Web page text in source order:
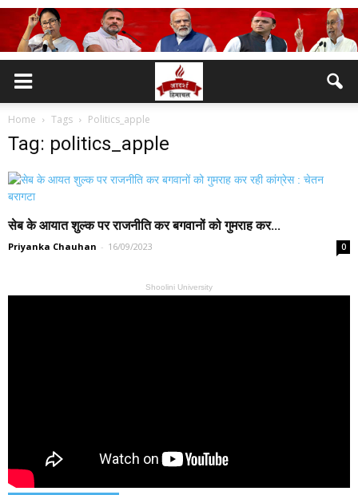
Home Tags Politics_apple
Tag: politics_apple
सेब के आयात शुल्क पर राजनीति कर बगवानों को गुमराह कर...
Priyanka Chauhan - 16/09/2023 0
Shoolini University